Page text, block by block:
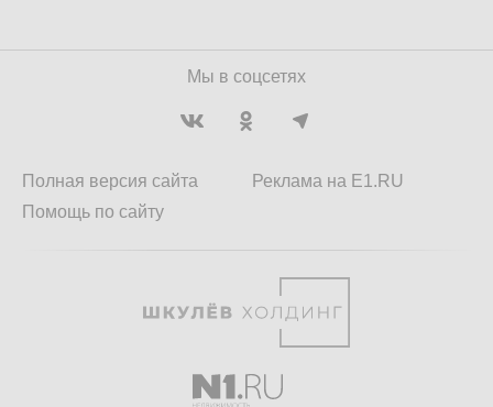
Мы в соцсетях
Полная версия сайта
Помощь по сайту
Реклама на E1.RU